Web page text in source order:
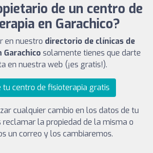
de un centro de
en Garachico?
en nuestro directorio de clínicas de
solamente tienes que darte
en nuestra web (¡es gratis!).
tu centro de fisioterapia gratis
cualquier cambio en los datos de tu
reclamar la propiedad de la misma o
un correo y los cambiaremos.